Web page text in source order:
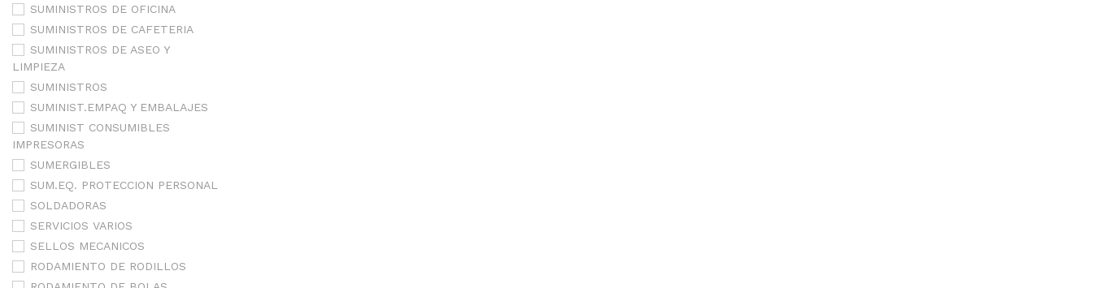
SUMINISTROS DE OFICINA
SUMINISTROS DE CAFETERIA
SUMINISTROS DE ASEO Y
LIMPIEZA
SUMINISTROS
SUMINIST.EMPAQ Y EMBALAJES
SUMINIST CONSUMIBLES
IMPRESORAS
SUMERGIBLES
SUM.EQ. PROTECCION PERSONAL
SOLDADORAS
SERVICIOS VARIOS
SELLOS MECANICOS
RODAMIENTO DE RODILLOS